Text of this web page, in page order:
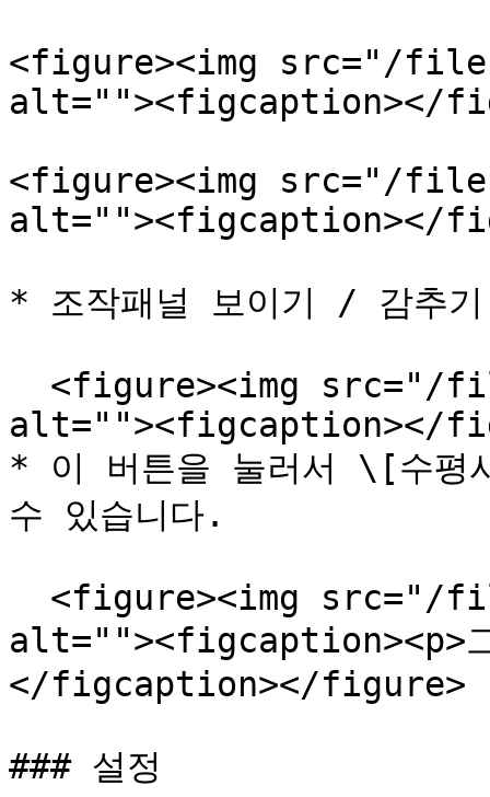
<figure><img src="/files/
alt=""><figcaption></
<figure><img src="/files/
alt=""><figcaption></
* 조작패널 보이기 / 감추
alt=""><figcaption></
* 이 버튼을 눌러서 \[수평
수 있습니다.
alt=""><figcaption><p>그
</figcaption></figure>
### 설정